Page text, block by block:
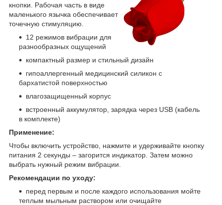
кнопки. Рабочая часть в виде
маленького язычка обеспечивает
точечную стимуляцию.
12 режимов вибрации для
разнообразных ощущений
компактный размер и стильный дизайн
гипоаллергенный медицинский силикон с
бархатистой поверхностью
влагозащищенный корпус
встроенный аккумулятор, зарядка через USB (кабель
в комплекте)
Применение:
Чтобы включить устройство, нажмите и удерживайте кнопку
питания 2 секунды – загорится индикатор. Затем можно
выбрать нужный режим вибрации.
Рекомендации по уходу:
перед первым и после каждого использования мойте
теплым мыльным раствором или очищайте